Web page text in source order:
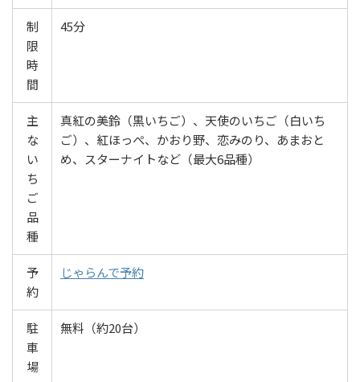
制
限
時
間
45分
主
な
い
ち
ご
品
種
真紅の美鈴（黒いちご）、天使のいちご（白いち
ご）、紅ほっぺ、かおり野、恋みのり、あまおと
め、スターナイトなど（最大6品種）
予
約
じゃらんで予約
駐
車
場
無料（約20台）